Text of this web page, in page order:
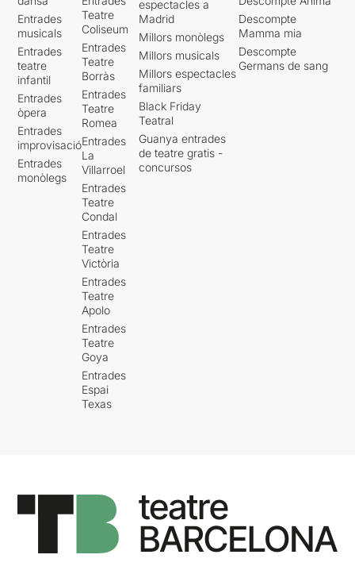
Entrades
musicals
Entrades
teatre
infantil
Entrades
òpera
Entrades
improvisació
Entrades
monòlegs
Teatre
Coliseum
Entrades
Teatre
Borràs
Entrades
Teatre
Romea
Entrades
La
Villarroel
Entrades
Teatre
Condal
Entrades
Teatre
Victòria
Entrades
Teatre
Apolo
Entrades
Teatre
Goya
Entrades
Espai
Texas
espectacles a
Madrid
Millors monòlegs
Millors musicals
Millors espectacles
familiars
Black Friday
Teatral
Guanya entrades
de teatre gratis -
concursos
Descompte
Mamma mia
Descompte
Germans de sang